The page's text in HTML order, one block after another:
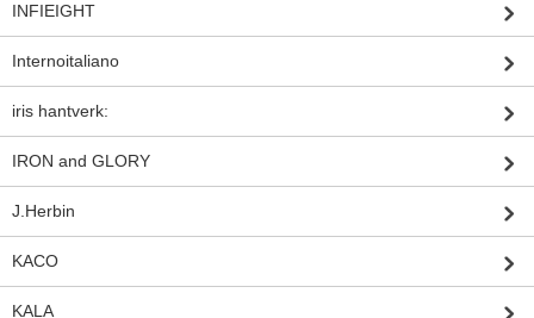
INFIEIGHT
Internoitaliano
iris hantverk:
IRON and GLORY
J.Herbin
KACO
KALA